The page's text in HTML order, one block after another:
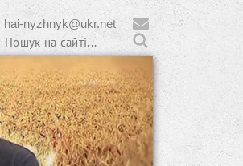
hai-nyzhnyk@ukr.net